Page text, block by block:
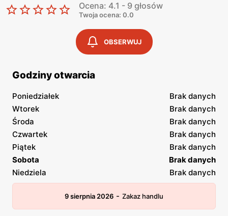
Ocena: 4.1 - 9 głosów
Twoja ocena: 0.0
OBSERWUJ
Godziny otwarcia
Poniedziałek
Brak danych
Wtorek
Brak danych
Środa
Brak danych
Czwartek
Brak danych
Piątek
Brak danych
Sobota
Brak danych
Niedziela
Brak danych
9 sierpnia 2026 - Zakaz handlu